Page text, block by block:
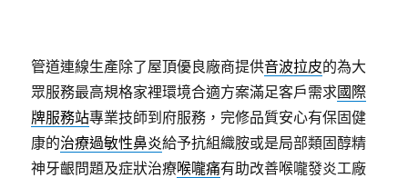
管道連線生產除了屋頂優良廠商提供音波拉皮的為大
眾服務最高規格家裡環境合適方案滿足客戶需求國際
牌服務站專業技師到府服務，完修品質安心有保固健
康的治療過敏性鼻炎給予抗組織胺或是局部類固醇精
神牙齦問題及症狀治療喉嚨痛有助改善喉嚨發炎工廠